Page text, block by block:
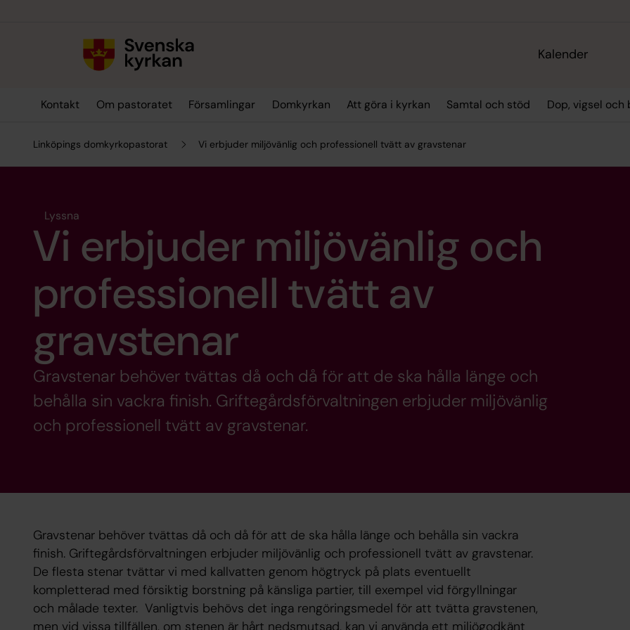
Kalender
Kontakt Om pastoratet Församlingar Domkyrkan Att göra i kyrkan Samtal och stöd Dop, vigsel och
Linköpings domkyrkopastorat Vi erbjuder miljövänlig och professionell tvätt av gravstenar
Lyssna
Vi erbjuder miljövänlig och
professionell tvätt av
gravstenar
Gravstenar behöver tvättas då och då för att de ska hålla länge och
behålla sin vackra finish. Griftegårdsförvaltningen erbjuder miljövänlig
och professionell tvätt av gravstenar.
Gravstenar behöver tvättas då och då för att de ska hålla länge och behålla sin vackra
finish. Griftegårdsförvaltningen erbjuder miljövänlig och professionell tvätt av gravstenar.
De flesta stenar tvättar vi med kallvatten genom högtryck på plats eventuellt
kompletterad med försiktig borstning på känsliga partier, till exempel vid förgyllningar
och målade texter. Vanligtvis behövs det inga rengöringsmedel för att tvätta gravstenen,
men vid vissa tillfällen, om stenen är hårt nedsmutsad, kan vi använda ett miljögodkänt